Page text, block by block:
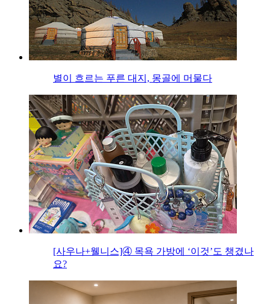
별이 흐르는 푸른 대지, 몽골에 머물다
[사우나+웰니스]④ 목욕 가방에 ‘이것’도 챙겼나
요?